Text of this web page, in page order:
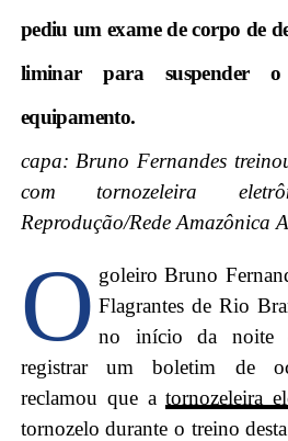
pediu um exame de corpo de
liminar para suspender
equipamento.
capa: Bruno Fernandes
com tornozeleira
Reprodução/Rede Amazônica
O goleiro Bruno
Flagrantes de Rio
no início da noite
registrar um boletim de
reclamou que atornozeleira
tornozelo durante o treino